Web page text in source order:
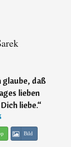
glaube, daß
lieben
liebe.“
Bild